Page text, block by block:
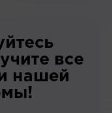
все
нашей